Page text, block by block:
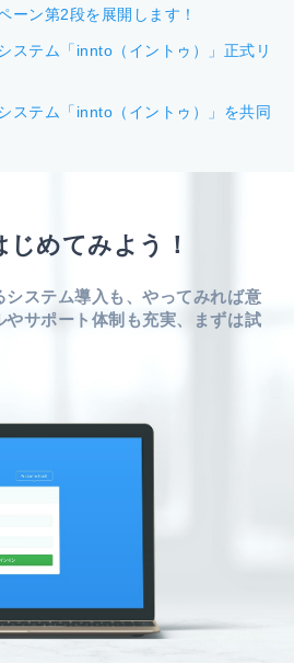
ーン第2段を展開します！
ステム「innto（イントゥ）」正式リ
ステム「innto（イントゥ）」を共同
じめてみよう！
ステム導入も、やってみれば意
やサポート体制も充実、まずは試